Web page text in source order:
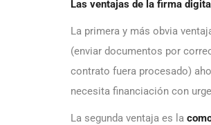
Las ventajas de la firma digital
La primera y más obvia
(enviar documentos por
contrato fuera procesado)
necesita financiación con
La segunda ventaja es la